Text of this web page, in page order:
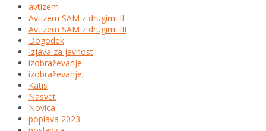
avtizem
Avtizem SAM z drugimi II
Avtizem SAM z drugimi III
Dogodek
Izjava za javnost
izobraževanje
izobraževanje;
Katis
Nasvet
Novica
poplava 2023